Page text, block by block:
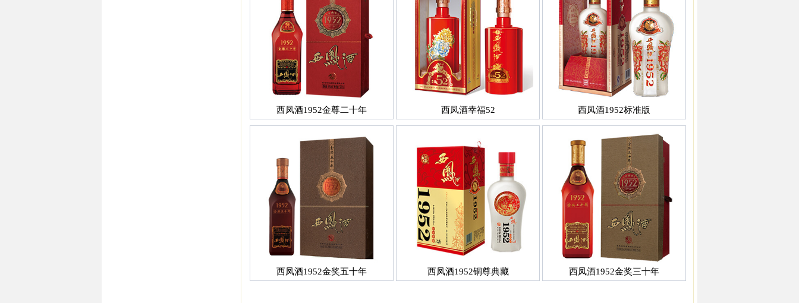
西凤酒1952金尊二十年 西凤酒幸福52 西凤酒1952标准版
西凤酒1952金奖五十年 西凤酒1952铜尊典藏 西凤酒1952金奖三十年